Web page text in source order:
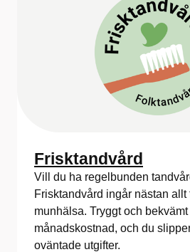
Frisktandvård
Vill du ha regelbunden
Frisktandvård ingår nästan allt
munhälsa. Tryggt och
månadskostnad, och du
oväntade utgifter.